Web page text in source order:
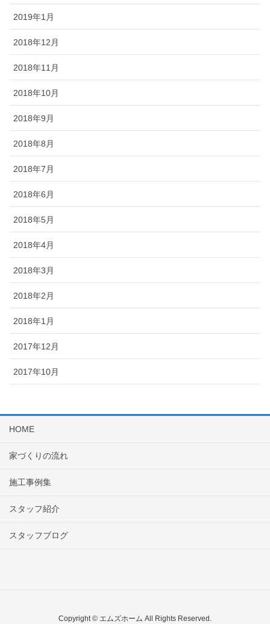
2019年1月
2018年12月
2018年11月
2018年10月
2018年9月
2018年8月
2018年7月
2018年6月
2018年5月
2018年4月
2018年3月
2018年2月
2018年1月
2017年12月
2017年10月
HOME
家づくりの流れ
施工事例集
スタッフ紹介
スタッフブログ
Copyright © エムズホーム All Rights Reserved.